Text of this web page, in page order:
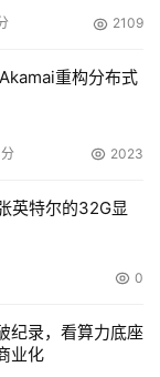
2109
重构分布式
2023
英特尔的32G显
0
纪录，看算力底座
业化